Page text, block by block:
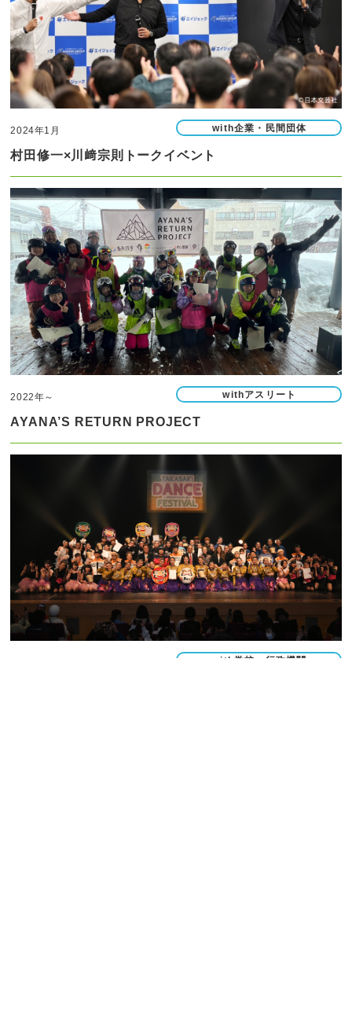
2024年1月 with企業・民間団体
村田修一×川﨑宗則トークイベント
2022年～ withアスリート
AYANA’S RETURN PROJECT
with学校・行政機関